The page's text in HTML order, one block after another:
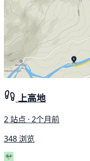
上高地
2 站点 · 2个月前
348 浏览